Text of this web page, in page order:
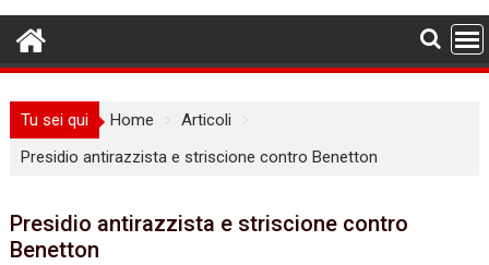
Tu sei qui Home
Articoli
Presidio antirazzista e striscione contro Benetton
Presidio antirazzista e striscione contro
Benetton